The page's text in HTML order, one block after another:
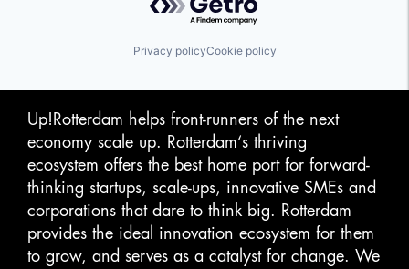
Privacy policyCookie policy
Up!Rotterdam helps front-runners of the next
economy scale up. Rotterdam‘s thriving
ecosystem offers the best home port for forward-
thinking startups, scale-ups, innovative SMEs and
corporations that dare to think big. Rotterdam
provides the ideal innovation ecosystem for them
to grow, and serves as a catalyst for change. We